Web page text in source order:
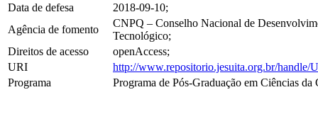
Data de defesa
2018-09-10;
Agência de fomento
CNPQ – Conselho Nacional de
Tecnológico;
Direitos de acesso
openAccess;
URI
http://www.repositorio.jesuita.org.br/handle/
Programa
Programa de Pós-Graduação em Ciências da